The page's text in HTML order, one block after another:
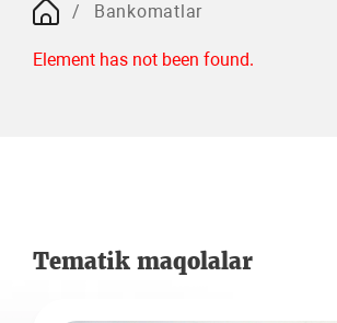
Bankomatlar
Element has not been found.
Tematik maqolalar